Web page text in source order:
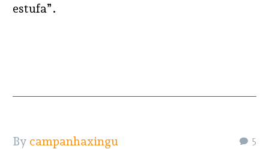
estufa”.
5
By campanhaxingu